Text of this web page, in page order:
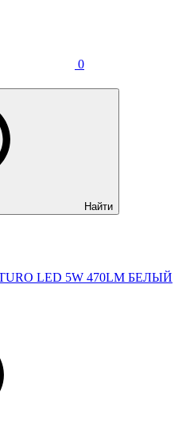
0
Найти
LED 5W 470LM БЕЛЫЙ